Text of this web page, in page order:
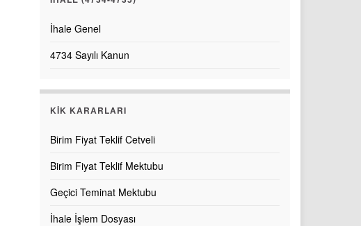
İhale Genel
4734 Sayılı Kanun
KİK KARARLARI
Birim Fiyat Teklif Cetveli
Birim Fiyat Teklif Mektubu
Geçici Teminat Mektubu
İhale İşlem Dosyası